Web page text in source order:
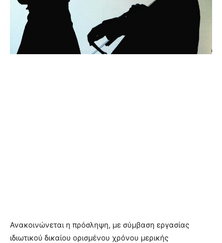
Ανακοινώνεται η πρόσληψη, με σύμβαση εργασίας
ιδιωτικού δικαίου ορισμένου χρόνου μερικής